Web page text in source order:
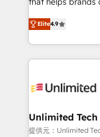
retention—by
inefficiencies.
creativity to
Barcelona and
the UK, we
smarter
Iberia (Spain &
growth. Our
that simplify
Elite4.9
Unlimited
提供元：Unlimited